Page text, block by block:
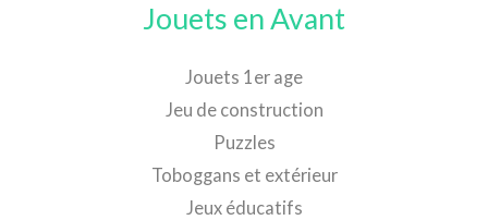
Jouets en Avant
Jouets 1er age
Jeu de construction
Puzzles
Toboggans et extérieur
Jeux éducatifs